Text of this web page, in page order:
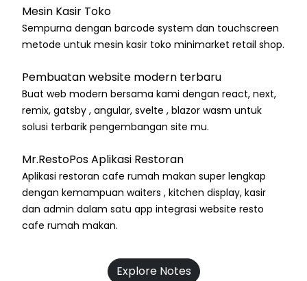
Mesin Kasir Toko
Sempurna dengan barcode system dan touchscreen
metode untuk mesin kasir toko minimarket retail shop.
Pembuatan website modern terbaru
Buat web modern bersama kami dengan react, next,
remix, gatsby , angular, svelte , blazor wasm untuk
solusi terbarik pengembangan site mu.
Mr.RestoPos Aplikasi Restoran
Aplikasi restoran cafe rumah makan super lengkap
dengan kemampuan waiters , kitchen display, kasir
dan admin dalam satu app integrasi website resto
cafe rumah makan.
Explore Notes